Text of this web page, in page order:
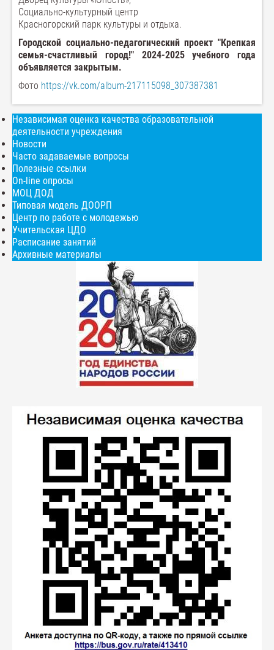
Социально-культурный центр
Красногорский парк культуры и отдыха.
Городской социально-педагогический проект "Крепкая
семья-счастливый город!" 2024-2025 учебного года
объявляется закрытым.
Фото https://vk.com/album-217115098_307387381
Независимая оценка качества образовательной
деятельности учреждения
Новости
Часто задаваемые вопросы
Полезные ссылки
On-line опросы
МОЦ ДОД
Типовая модель ДООРП
Центр по работе с молодежью
Учительская ЦДО
Расписание занятий
Архивные материалы